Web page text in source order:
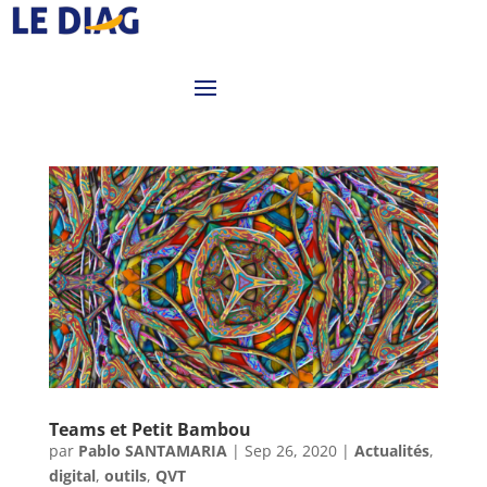
Teams et Petit Bambou
par Pablo SANTAMARIA| Sep 26, 2020| Actualités,
digital, outils, QVT